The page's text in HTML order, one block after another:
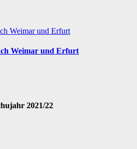
Weimar und Erfurt
2021/22